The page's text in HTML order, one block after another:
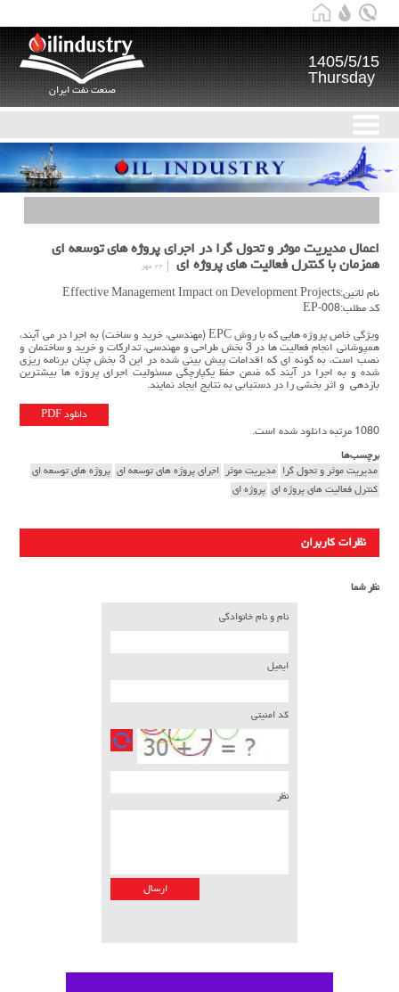
صنعت نفت ایران
1405/5/15
Thursday
اعمال مدیریت موثر و تحول گرا در اجرای پروژه های توسعه ای
همزمان با کنترل فعالیت های پروژه ای
۲۲ مهر
نام لاتین:Effective Management Impact on Development Projects
کد مطلب:EP-008
ویژگی خاص پروژه هایی که با روش EPC (مهندسی، خرید و ساخت) به اجرا در می آیند،
همپوشانی انجام فعالیت ها در 3 بخش طراحی و مهندسی، تدارکات و خرید و ساختمان و
نصب است، به گونه ای که اقدامات پیش بینی شده در این 3 بخش چنان برنامه ریزی
شده و به اجرا در آیند که ضمن حفظ یکپارچگی مسئولیت اجرای پروژه ها بیشترین
بازدهی و اثر بخشی را در دستیابی به نتایج ایجاد نمایند.
دانلود PDF
1080 مرتبه دانلود شده است.
برچسب‌ها
مدیریت موثر و تحول گرا
مدیریت موثر اجرای پروژه های توسعه ای پروژه های توسعه ای
کنترل فعالیت های پروژه ای پروژه ای
نظرات کاربران
نظر شما
نام و نام خانوادگی
ایمیل
کد امنیتی
نظر